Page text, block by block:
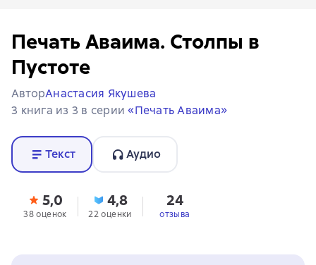
Печать Аваима. Столпы в
Пустоте
АвторАнастасия Якушева
3 книга из 3 в серии«Печать Аваима»
Текст Аудио
5,0
38 оценок
4,8
22 оценки
24
отзыва